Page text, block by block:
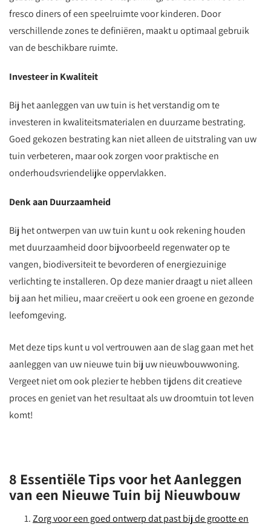
fresco diners of een speelruimte voor kinderen. Door
verschillende zones te definiëren, maakt u optimaal gebruik
van de beschikbare ruimte.
Investeer in Kwaliteit
Bij het aanleggen van uw tuin is het verstandig om te
investeren in kwaliteitsmaterialen en duurzame bestrating.
Goed gekozen bestrating kan niet alleen de uitstraling van uw
tuin verbeteren, maar ook zorgen voor praktische en
onderhoudsvriendelijke oppervlakken.
Denk aan Duurzaamheid
Bij het ontwerpen van uw tuin kunt u ook rekening houden
met duurzaamheid door bijvoorbeeld regenwater op te
vangen, biodiversiteit te bevorderen of energiezuinige
verlichting te installeren. Op deze manier draagt u niet alleen
bij aan het milieu, maar creëert u ook een groene en gezonde
leefomgeving.
Met deze tips kunt u vol vertrouwen aan de slag gaan met het
aanleggen van uw nieuwe tuin bij uw nieuwbouwwoning.
Vergeet niet om ook plezier te hebben tijdens dit creatieve
proces en geniet van het resultaat als uw droomtuin tot leven
komt!
8 Essentiële Tips voor het Aanleggen
van een Nieuwe Tuin bij Nieuwbouw
Zorg voor een goed ontwerp dat past bij de grootte en